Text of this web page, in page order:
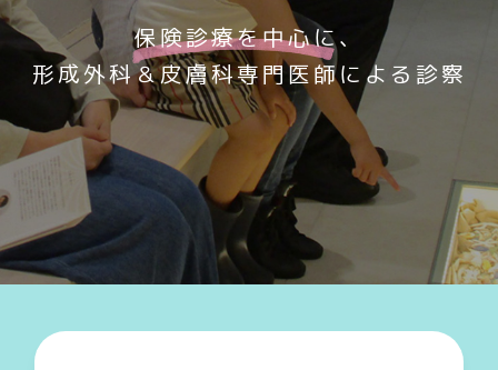
保険診療を中心に、
形成外科＆皮膚科専門医師による診察